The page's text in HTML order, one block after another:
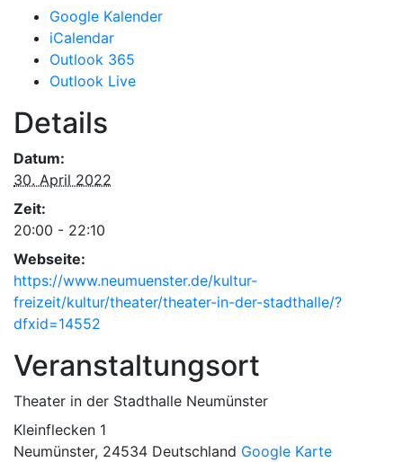
Google Kalender
iCalendar
Outlook 365
Outlook Live
Details
Datum:
30. April 2022
Zeit:
20:00 - 22:10
Webseite:
https://www.neumuenster.de/kultur-
freizeit/kultur/theater/theater-in-der-stadthalle/?
dfxid=14552
Veranstaltungsort
Theater in der Stadthalle Neumünster
Kleinflecken 1
Neumünster, 24534 Deutschland Google Karte